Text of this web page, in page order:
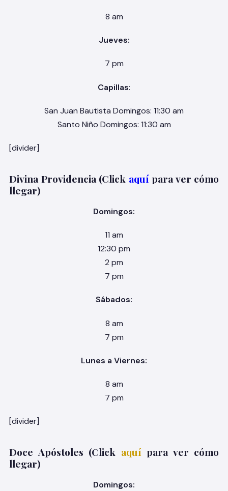
8 am
Jueves:
7 pm
Capillas:
San Juan Bautista Domingos: 11:30 am
Santo Niño Domingos: 11:30 am
[divider]
Divina Providencia (Click aquí para ver cómo
llegar)
Domingos:
11 am
12:30 pm
2 pm
7 pm
Sábados:
8 am
7 pm
Lunes a Viernes:
8 am
7 pm
[divider]
Doce Apóstoles (Click aquí para ver cómo
llegar)
Domingos: